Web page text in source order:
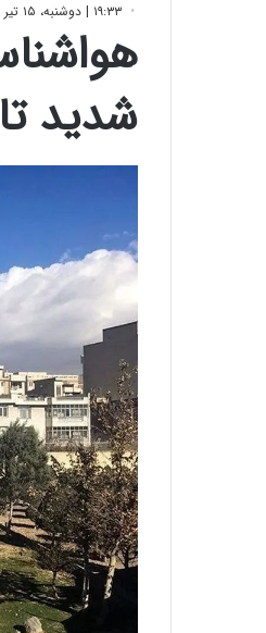
۱۹:۳۳ | دوشنبه، ۱۵ تیر ۱۴۰۵
شدید